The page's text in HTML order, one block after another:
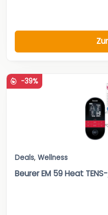
-39%
Deals, Wellness
Beurer EM 59 Heat